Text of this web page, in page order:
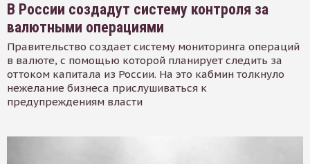
В России создадут систему контроля за
валютными операциями
Правительство создает систему мониторинга операций
в валюте, с помощью которой планирует следить за
оттоком капитала из России. На это кабмин толкнуло
нежелание бизнеса прислушиваться к
предупреждениям власти